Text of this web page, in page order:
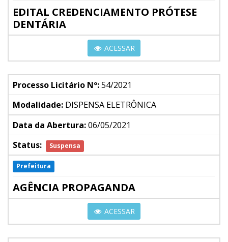
EDITAL CREDENCIAMENTO PRÓTESE
DENTÁRIA
ACESSAR
Processo Licitário Nº:54/2021
Modalidade: DISPENSA ELETRÔNICA
Data da Abertura:06/05/2021
Status:
Suspensa
Prefeitura
AGÊNCIA PROPAGANDA
ACESSAR